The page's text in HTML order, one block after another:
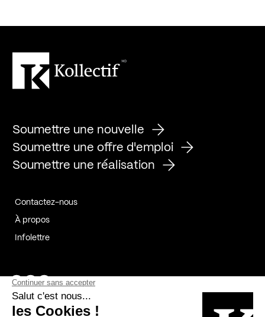
Soumettre une nouvelle
Soumettre une offre d'emploi
Soumettre une réalisation
Contactez-nous
À propos
Infolettre
Page Facebook de Kollectif
Page Instagram de Kollectif
Page Linkedin de Kollectif